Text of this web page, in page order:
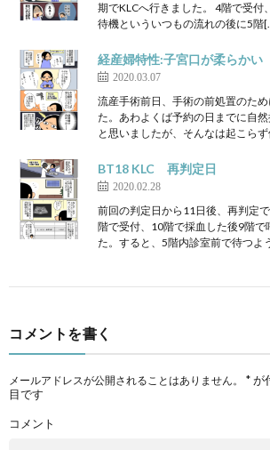
期でKLCへ行きました。 4階で受
待機といういつもの流れの後に5階
経産婦特性:子宮口が柔らかい
2020.03.07
流産手術前日、手術の前処置のた
た。あわよくば予約の日までに自
と思いましたが、そんなは起こら
BT18 KLC 再判定日
2020.02.28
前回の判定日から11日後、再判定
階で受付、10階で採血した後9階で
た。すると、5階内診室前で待つよ
コメントを書く
メールアドレスが公開されることはありません。 *が
目です
コメント